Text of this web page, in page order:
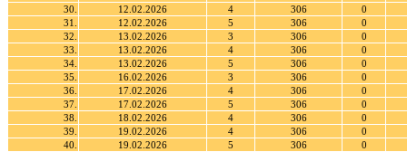
30.
12.02.2026 4 306
0
31.
12.02.2026 5 306
0
32.
13.02.2026 3 306
0
33.
13.02.2026 4 306
0
34.
13.02.2026 5 306
0
35.
16.02.2026 3 306
0
36.
17.02.2026 4 306
0
37.
17.02.2026 5 306
0
38.
18.02.2026 4 306
0
39.
19.02.2026 4 306
0
40.
19.02.2026 5 306
0